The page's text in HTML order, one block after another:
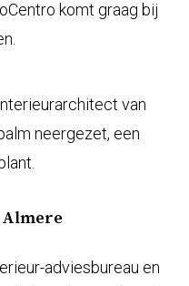
adviesbureau en